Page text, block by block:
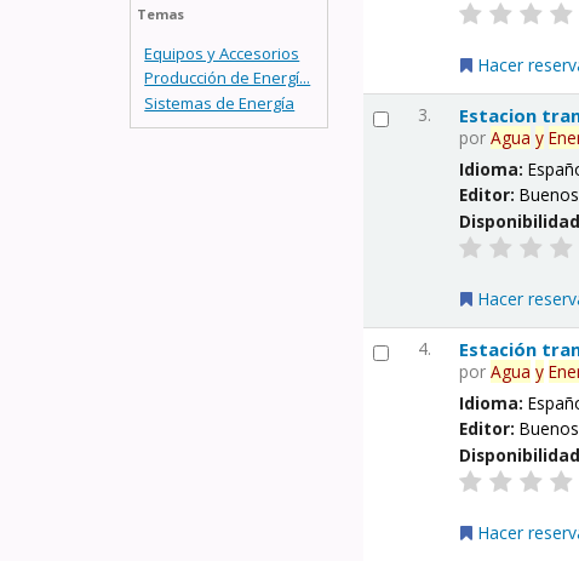
Temas
Equipos y Accesorios
Producción de Energí...
Sistemas de Energía
Hacer
3. Estacion
porAgua y
Idioma:
Editor:
Hacer
4. Estación
porAgua y
Idioma:
Editor:
Hacer